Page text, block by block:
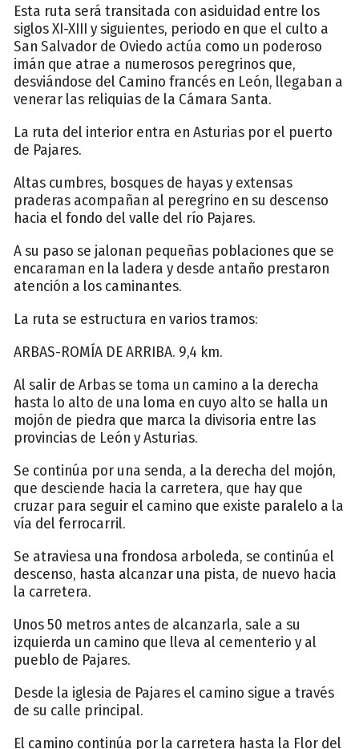
Esta ruta será transitada con asiduidad entre los
siglos XI-XIII y siguientes, periodo en que el culto a
San Salvador de Oviedo actúa como un poderoso
imán que atrae a numerosos peregrinos que,
desviándose del Camino francés en León, llegaban a
venerar las reliquias de la Cámara Santa.
La ruta del interior entra en Asturias por el puerto
de Pajares.
Altas cumbres, bosques de hayas y extensas
praderas acompañan al peregrino en su descenso
hacia el fondo del valle del río Pajares.
A su paso se jalonan pequeñas poblaciones que se
encaraman en la ladera y desde antaño prestaron
atención a los caminantes.
La ruta se estructura en varios tramos:
ARBAS-ROMÍA DE ARRIBA. 9,4 km.
Al salir de Arbas se toma un camino a la derecha
hasta lo alto de una loma en cuyo alto se halla un
mojón de piedra que marca la divisoria entre las
provincias de León y Asturias.
Se continúa por una senda, a la derecha del mojón,
que desciende hacia la carretera, que hay que
cruzar para seguir el camino que existe paralelo a la
vía del ferrocarril.
Se atraviesa una frondosa arboleda, se continúa el
descenso, hasta alcanzar una pista, de nuevo hacia
la carretera.
Unos 50 metros antes de alcanzarla, sale a su
izquierda un camino que lleva al cementerio y al
pueblo de Pajares.
Desde la iglesia de Pajares el camino sigue a través
de su calle principal.
El camino continúa por la carretera hasta la Flor del